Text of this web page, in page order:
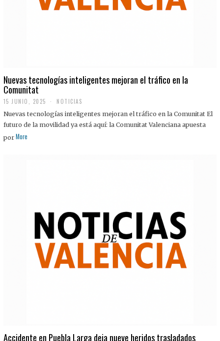
Nuevas tecnologías inteligentes mejoran el tráfico en la
Comunitat
15 JUNIO, 2025 NOTICIAS
Nuevas tecnologías inteligentes mejoran el tráfico en la Comunitat El
futuro de la movilidad ya está aquí: la Comunitat Valenciana apuesta
por More
Accidente en Puebla Larga deja nueve heridos trasladados